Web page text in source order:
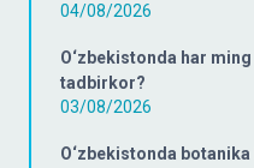
04/08/2026
O‘zbekistonda har
tadbirkor?
03/08/2026
O‘zbekistonda